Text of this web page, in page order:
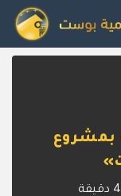
بمشروع
4 دقيقة